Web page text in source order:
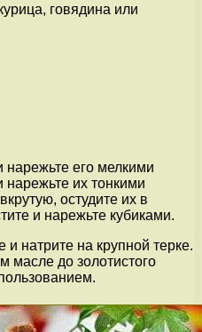
говядина или
нарежьте его мелкими
нарежьте их тонкими
остудите их в
и нарежьте кубиками.
и натрите на крупной терке.
масле до золотистого